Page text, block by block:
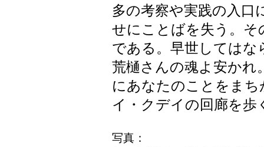
多の考察や実践の入口
せにことばを失う。そ
である。早世してはな
荒樋さんの魂よ安かれ
にあなたのことをま
イ・クデイの回廊を歩
写真：